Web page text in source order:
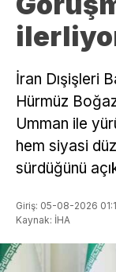
İran Dışişleri
Hürmüz
Umman ile
hem siyasi
sürdüğünü
Giriş: 05-08-2026
Kaynak: İHA